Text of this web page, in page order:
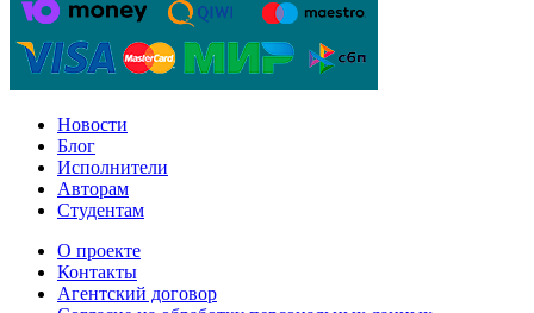
Новости
Блог
Исполнители
Авторам
Студентам
О проекте
Контакты
Агентский договор